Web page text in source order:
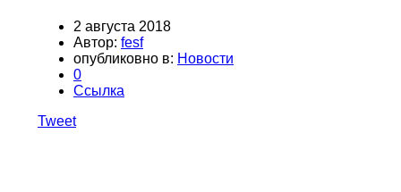
2 августа 2018
Автор: fesf
опубликовно в: Новости
0
Ссылка
Tweet